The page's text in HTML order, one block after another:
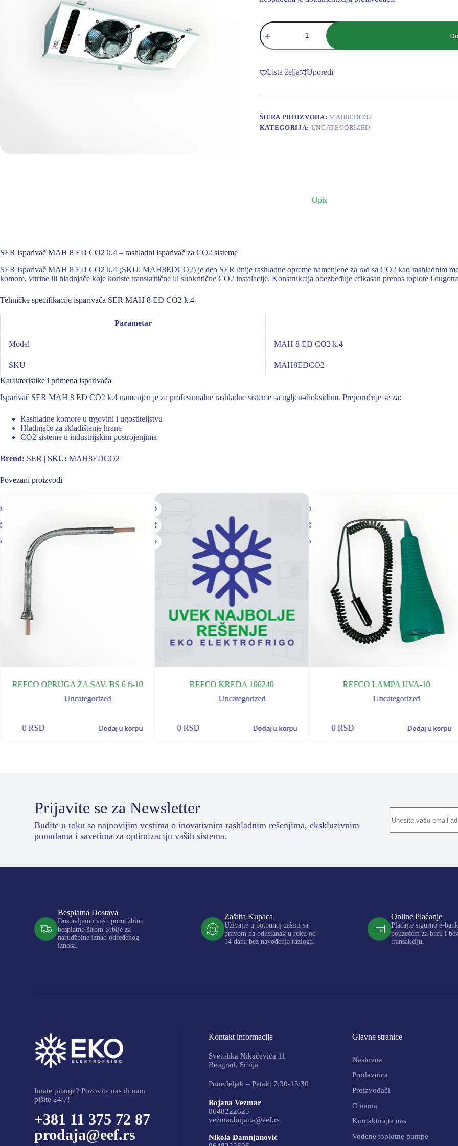
SER
ISPARIVAC
MAH
CO2
k.4
Lista želja Uporedi
ŠIFRA PROIZVODA: MAH8EDCO2
KATEGORIJA: UNCATEGORIZED
Opis
SER isparivač MAH 8 ED CO2 k.4 – rashladni isparivač za CO2 sisteme
SER isparivač MAH 8 ED CO2 k.4 (SKU: MAH8EDCO2) je deo SER linije rashladne opreme namenjene za rad sa CO2 kao rashladnim
komore, vitrine ili hladnjače koje koriste transkritične ili subkritične CO2 instalacije. Konstrukcija obezbeđuje efikasan prenos toplote i
Tehničke specifikacije isparivača SER MAH 8 ED CO2 k.4
Parametar
Model MAH 8 ED CO2 k.4
SKU
MAH8EDCO2
Karakteristike i primena isparivača
Isparivač SER MAH 8 ED CO2 k.4 namenjen je za profesionalne rashladne sisteme sa ugljen-dioksidom. Preporučuje se za:
Rashladne komore u trgovini i ugostiteljstvu
Hladnjače za skladištenje hrane
CO2 sisteme u industrijskim postrojenjima
Brend: SER | SKU: MAH8EDCO2
Povezani proizvodi
REFCO OPRUGA ZA SAV. BS 6 fi-10
Uncategorized
0RSD Dodaj u korpu
REFCO KREDA 106240
Uncategorized
0 RSD Dodaj u korpu
REFCO LAMPA UVA-10
Uncategorized
0 RSD Dodaj u korpu
Prijavite se za Newsletter
Budite u toku sa najnovijim vestima o inovativnim rashladnim rešenjima, ekskluzivnim
ponudama i savetima za optimizaciju vaših sistema.
Besplatna Dostava
Dostavljamo vašu porudžbinu
besplatno širom Srbije za
narudžbine iznad određenog
iznosa.
Zaštita Kupaca
Uživajte u potpunoj zaštiti sa
pravom na odustanak u roku od
14 dana bez navođenja razloga.
Online Plaćanje
Plaćajte sigurno e-
pouzećem za brzu i
transakciju.
Imate pitanje? Pozovite nas ili nam
pišite 24/7!
+381 11 375 72 87
prodaja@eef.rs
Kontakt informacije
Svetolika Nikačevića 11
Beograd, Srbija
Ponedeljak – Petak: 7:30-15:30
Bojana Vezmar
0648222625
vezmar.bojana@eef.rs
Nikola Damnjanović
Glavne stranice
Naslovna
Prodavnica
Proizvođači
O nama
Kontaktirajte nas
Vodene toplotne pumpe